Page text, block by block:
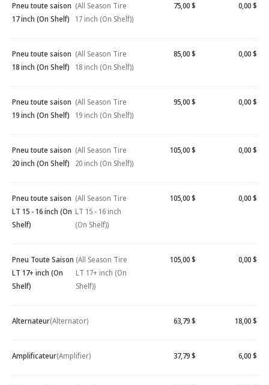
Pneu toute saison
17 inch (On Shelf)
(All Season Tire
17 inch (On Shelf))
75,00 $ 0,00 $
Pneu toute saison
18 inch (On Shelf)
(All Season Tire
18 inch (On Shelf))
85,00 $ 0,00 $
Pneu toute saison
19 inch (On Shelf)
(All Season Tire
19 inch (On Shelf))
95,00 $ 0,00 $
Pneu toute saison
20 inch (On Shelf)
(All Season Tire
20 inch (On Shelf))
105,00 $ 0,00 $
Pneu toute saison
LT 15 - 16 inch (On
Shelf)
(All Season Tire
LT 15 - 16 inch
(On Shelf))
105,00 $ 0,00 $
Pneu Toute Saison
LT 17+ inch (On
Shelf)
(All Season Tire
LT 17+ inch (On
Shelf))
105,00 $ 0,00 $
Alternateur(Alternator) 63,79 $ 18,00 $
Amplificateur(Amplifier) 37,79 $ 6,00 $